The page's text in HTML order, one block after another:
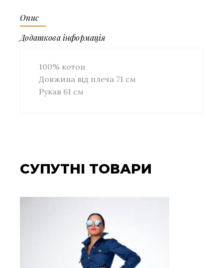
Опис
Додаткова інформація
100% котон
Довжина від плеча 71 см
Рукав 61 см
СУПУТНІ ТОВАРИ